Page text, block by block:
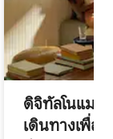
ดิจิทัลโนแมด
เดินทางเพื่อ